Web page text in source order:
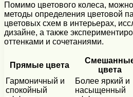
Помимо цветового колеса,
методы определения цветовой
цветовых схем в интерьерах,
дизайне, а также
оттенками и сочетаниями.
Прямые цвета
цвета
Гармоничный и
спокойный
Более яркий и
насыщенный